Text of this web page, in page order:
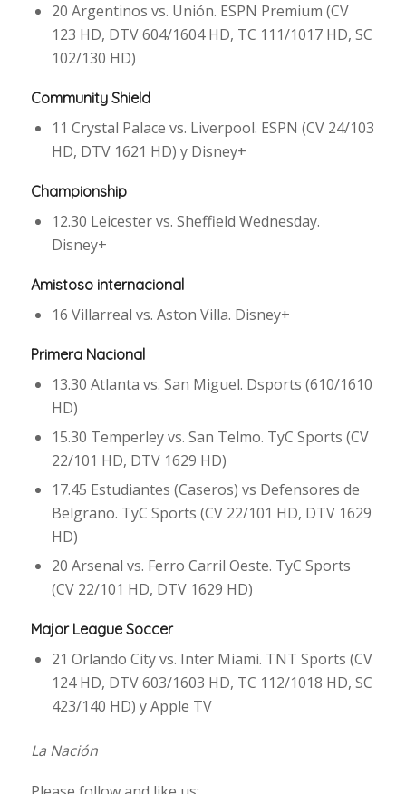
20 Argentinos vs. Unión. ESPN Premium (CV
123 HD, DTV 604/1604 HD, TC 111/1017 HD, SC
102/130 HD)
Community Shield
11 Crystal Palace vs. Liverpool. ESPN (CV 24/103
HD, DTV 1621 HD) y Disney+
Championship
12.30 Leicester vs. Sheffield Wednesday.
Disney+
Amistoso internacional
16 Villarreal vs. Aston Villa. Disney+
Primera Nacional
13.30 Atlanta vs. San Miguel. Dsports (610/1610
HD)
15.30 Temperley vs. San Telmo. TyC Sports (CV
22/101 HD, DTV 1629 HD)
17.45 Estudiantes (Caseros) vs Defensores de
Belgrano. TyC Sports (CV 22/101 HD, DTV 1629
HD)
20 Arsenal vs. Ferro Carril Oeste. TyC Sports
(CV 22/101 HD, DTV 1629 HD)
Major League Soccer
21 Orlando City vs. Inter Miami. TNT Sports (CV
124 HD, DTV 603/1603 HD, TC 112/1018 HD, SC
423/140 HD) y Apple TV
La Nación